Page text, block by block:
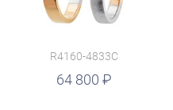
R4160-4833C
64 800